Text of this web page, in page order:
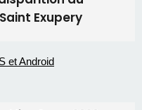
par une
restaurants
au faux vendeur de
de la médecine